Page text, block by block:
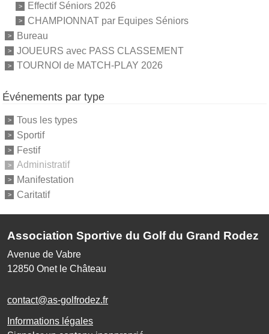
Effectif Séniors 2026
CHAMPIONNAT par Equipes Séniors
Bureau
JOUEURS avec PASS CLASSEMENT
TOURNOI de MATCH-PLAY 2026
Événements par type
Tous les types
Sportif
Festif
Administratif
Manifestation
Caritatif
Association Sportive du Golf du Grand Rodez
Avenue de Vabre
12850 Onet le Château
contact@as-golfrodez.fr
Informations légales